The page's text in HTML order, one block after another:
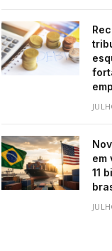
em
11